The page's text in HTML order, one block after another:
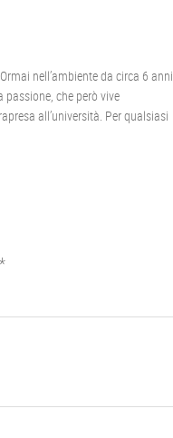
nell’ambiente da circa 6 anni
che però vive
all’università. Per qualsiasi
*